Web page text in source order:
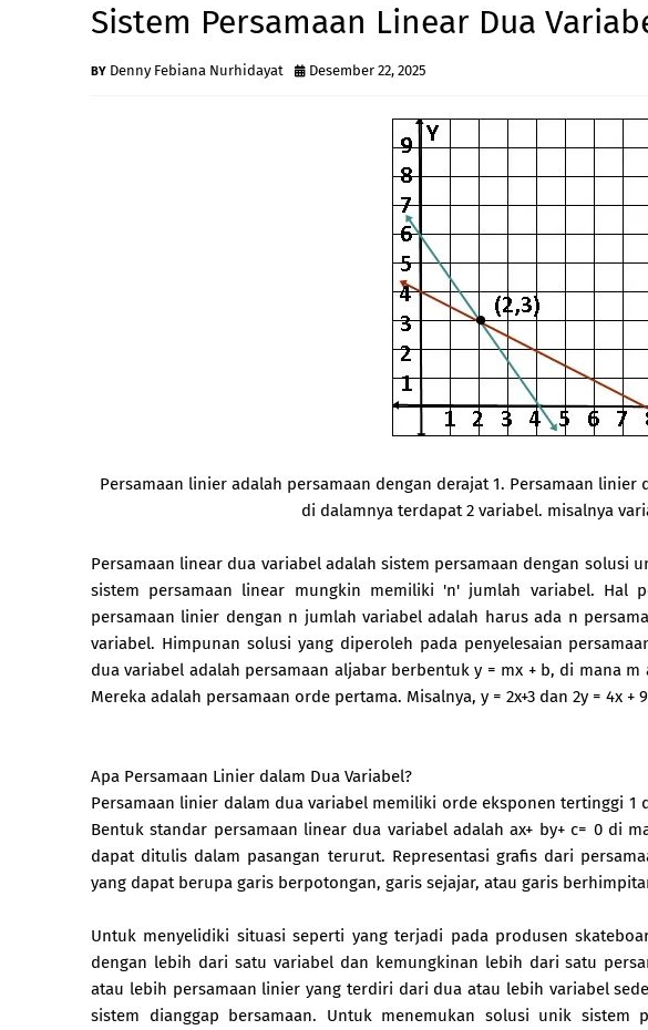
Sistem Persamaan Linear Dua
Denny Febiana Nurhidayat Desember 22, 2025
Persamaan linier adalah persamaan dengan derajat 1. Persamaan
di dalamnya terdapat 2 variabel. misalnya
Persamaan linear dua variabel adalah sistem persamaan dengan solusi
sistem persamaan linear mungkin memiliki 'n' jumlah variabel. Hal
persamaan linier dengan n jumlah variabel adalah harus ada n
variabel. Himpunan solusi yang diperoleh pada penyelesaian
dua variabel adalah persamaan aljabar berbentuk y = mx + b, di mana
Mereka adalah persamaan orde pertama. Misalnya, y = 2x+3 dan 2y = 4x
Apa Persamaan Linier dalam Dua Variabel?
Persamaan linier dalam dua variabel memiliki orde eksponen tertinggi
Bentuk standar persamaan linear dua variabel adalah ax+ by+ c= 0 di
dapat ditulis dalam pasangan terurut. Representasi grafis dari
yang dapat berupa garis berpotongan, garis sejajar, atau garis
Untuk menyelidiki situasi seperti yang terjadi pada produsen
dengan lebih dari satu variabel dan kemungkinan lebih dari satu
atau lebih persamaan linier yang terdiri dari dua atau lebih variabel
sistem dianggap bersamaan. Untuk menemukan solusi unik sistem